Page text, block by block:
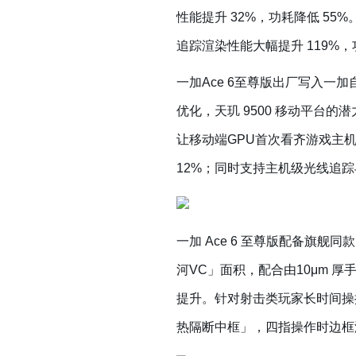
性能提升 32%，功耗降低 55%
追踪渲染性能大幅提升 119%
一加Ace 6至尊版出厂写入一
优化，天玑 9500 移动平台的
让移动端GPU首次看齐游戏主
12%；同时支持主机级光线追
一加 Ace 6 至尊版配备旗舰同
河VC」面积，配合由10μm 厚
提升。针对射击类玩家长时间
热隔断中框」，四指操作时边